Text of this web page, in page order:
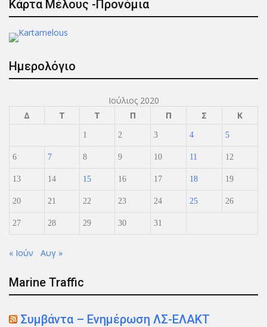
Κάρτα Μέλους -Προνόμια
Ημερολόγιο
Ιούλιος 2020
Δ
Τ Τ Π Π Σ Κ
1 2 3 4 5
6 7 8 9 10 11 12
13 14 15 16 17 18 19
20 21 22 23 24 25 26
27 28 29 30 31
« Ιούν Αυγ »
Marine Traffic
Συμβάντα – Ενημέρωση ΛΣ-ΕΛΑΚΤ